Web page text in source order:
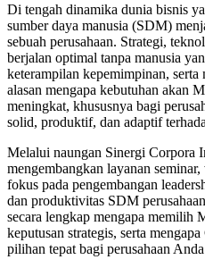
Di tengah dinamika dunia bisnis
sumber daya manusia (SDM)
sebuah perusahaan. Strategi,
berjalan optimal tanpa manusia
keterampilan kepemimpinan,
alasan mengapa kebutuhan akan
meningkat, khususnya bagi
solid, produktif, dan adaptif
Melalui naungan Sinergi Corpora
mengembangkan layanan
fokus pada pengembangan
dan produktivitas SDM
secara lengkap mengapa memilih
keputusan strategis, serta
pilihan tepat bagi perusahaan